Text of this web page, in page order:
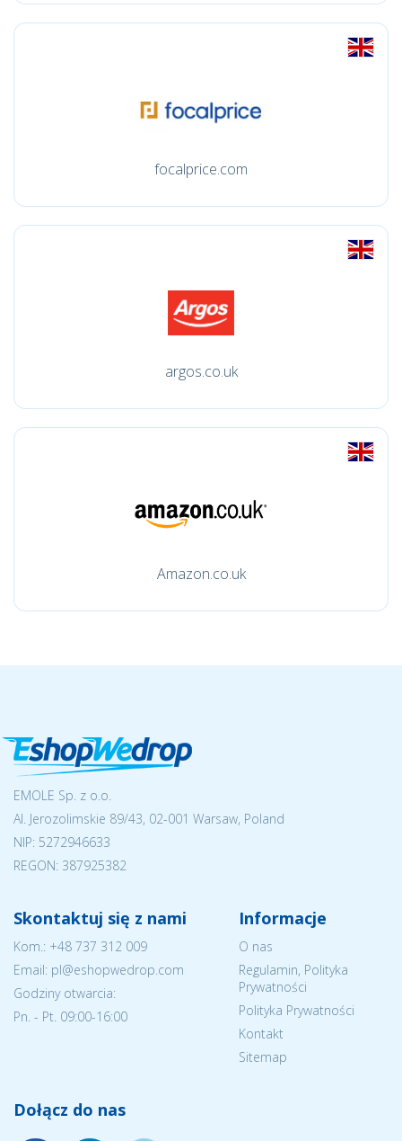
focalprice.com
argos.co.uk
Amazon.co.uk
EMOLE Sp. z o.o.
Al. Jerozolimskie 89/43, 02-001 Warsaw, Poland
NIP: 5272946633
REGON: 387925382
Skontaktuj się z nami
Kom.: +48 737 312 009
Email: pl@eshopwedrop.com
Godziny otwarcia:
Pn. - Pt. 09:00-16:00
Informacje
O nas
Regulamin, Polityka
Prywatności
Polityka Prywatności
Kontakt
Sitemap
Dołącz do nas